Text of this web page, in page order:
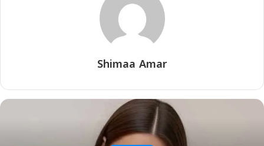
Shimaa Amar